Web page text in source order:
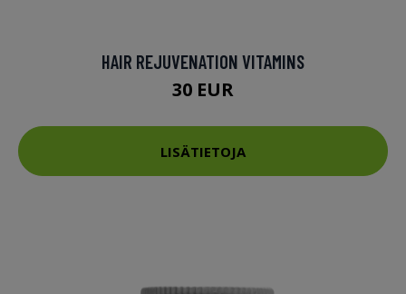
HAIR REJUVENATION VITAMINS
30 EUR
LISÄTIETOJA